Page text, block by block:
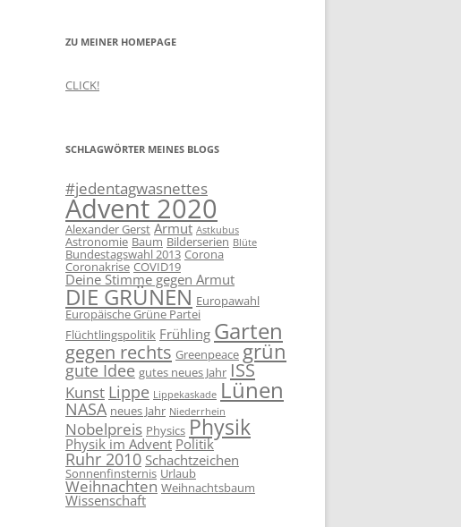
ZU MEINER HOMEPAGE
CLICK!
SCHLAGWÖRTER MEINES BLOGS
#jedentagwasnettes
Advent 2020
Alexander Gerst Armut Astkubus
Astronomie Baum Bilderserien Blüte
Bundestagswahl 2013 Corona
Coronakrise COVID19
Deine Stimme gegen Armut
DIE GRÜNEN Europawahl
Europäische Grüne Partei
Flüchtlingspolitik Frühling Garten
gegen rechts Greenpeace grün
gute Idee gutes neues Jahr ISS
Kunst Lippe Lippekaskade Lünen
NASA neues Jahr Niederrhein
Nobelpreis Physics Physik
Physik im Advent Politik
Ruhr 2010 Schachtzeichen
Sonnenfinsternis Urlaub
Weihnachten Weihnachtsbaum
Wissenschaft